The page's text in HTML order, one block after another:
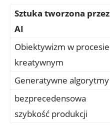
Sztuka tworzona przez
AI
Obiektywizm w procesie
kreatywnym
Generatywne algorytmy
bezprecedensowa
szybkość produkcji